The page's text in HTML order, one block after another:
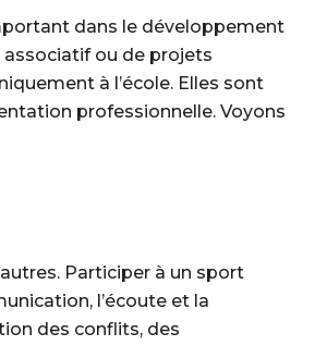
dans le développement
associatif ou de projets
à l’école. Elles sont
professionnelle. Voyons
Participer à un sport
l’écoute et la
des conflits, des